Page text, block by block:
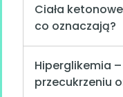
Ciała
co oznaczają?
Hiperglikemia
przecukrzeniu